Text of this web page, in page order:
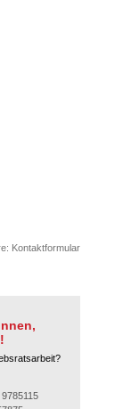
: Kontaktformular